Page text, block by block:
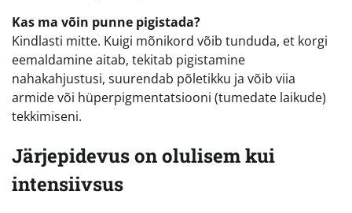
Kas ma võin punne pigistada?
Kindlasti mitte. Kuigi mõnikord võib tunduda, et korgi
eemaldamine aitab, tekitab pigistamine
nahakahjustusi, suurendab põletikku ja võib viia
armide või hüperpigmentatsiooni (tumedate laikude)
tekkimiseni.
Järjepidevus on olulisem kui
intensiivsus